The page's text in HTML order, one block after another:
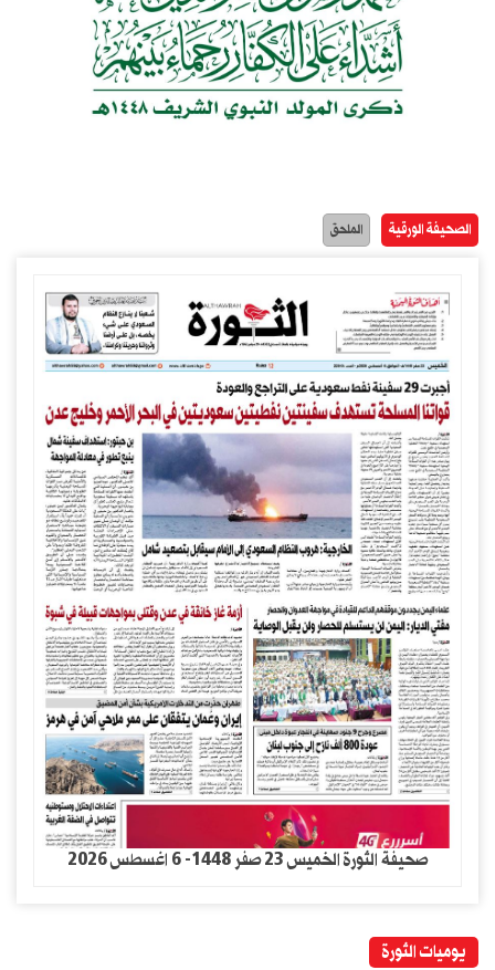
الصحيفة الورقية الملحق
صحيفة الثورة الخميس 23 صفر 1448- 6 اغسطس 2026
يوميات الثورة